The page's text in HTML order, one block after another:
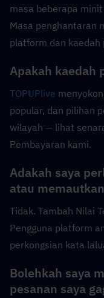
masa beberapa
Masa penghantaran
platform dan kaedah
Apakah kaedah
TOPUPlive
popular, dan pilihan
wilayah — lihat
Pembayaran kami.
Adakah saya
atau
Tidak. Tambah Nilai
Pengguna platform
perkongsian kata
Bolehkah saya
pesanan saya